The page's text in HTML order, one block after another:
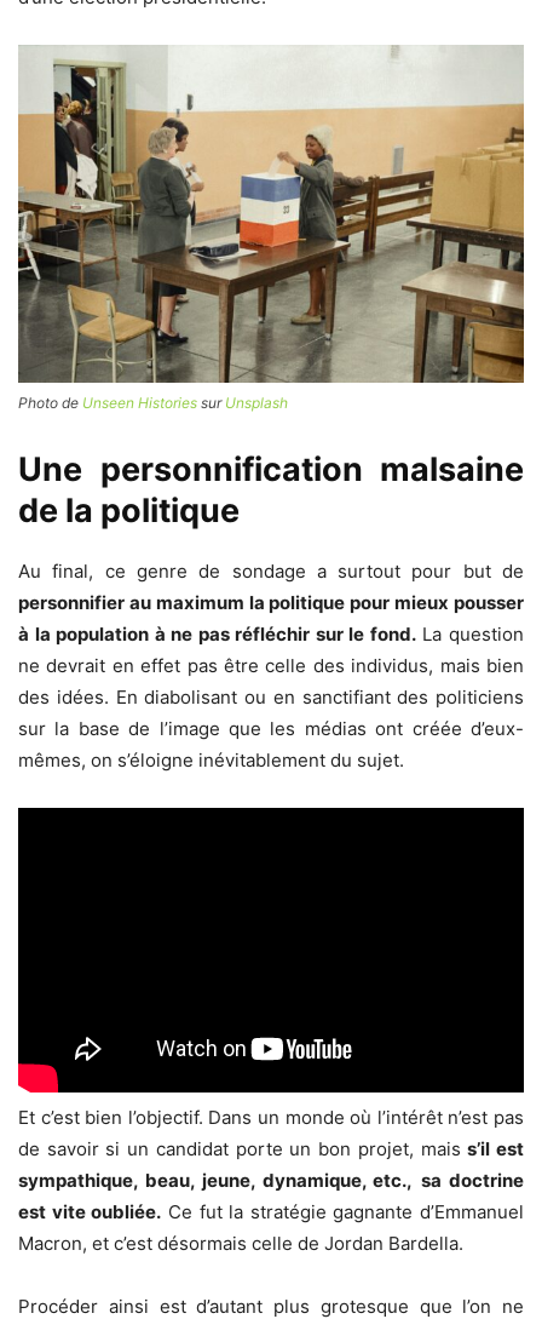
Photo de Unseen Histories sur Unsplash
Une personnification malsaine
de la politique
Au final, ce genre de sondage a surtout pour but de
personnifier au maximum la politique pour mieux pousser
à la population à ne pas réfléchir sur le fond.La question
ne devrait en effet pas être celle des individus, mais bien
des idées. En diabolisant ou en sanctifiant des politiciens
sur la base de l’image que les médias ont créée d’eux-
mêmes, on s’éloigne inévitablement du sujet.
Et c’est bien l’objectif. Dans un monde où l’intérêt n’est pas
de savoir si un candidat porte un bon projet, maiss’il est
sympathique, beau, jeune, dynamique, etc., sa doctrine
est vite oubliée. Ce fut la stratégie gagnante d’Emmanuel
Macron, et c’est désormais celle de Jordan Bardella.
Procéder ainsi est d’autant plus grotesque que l’on ne